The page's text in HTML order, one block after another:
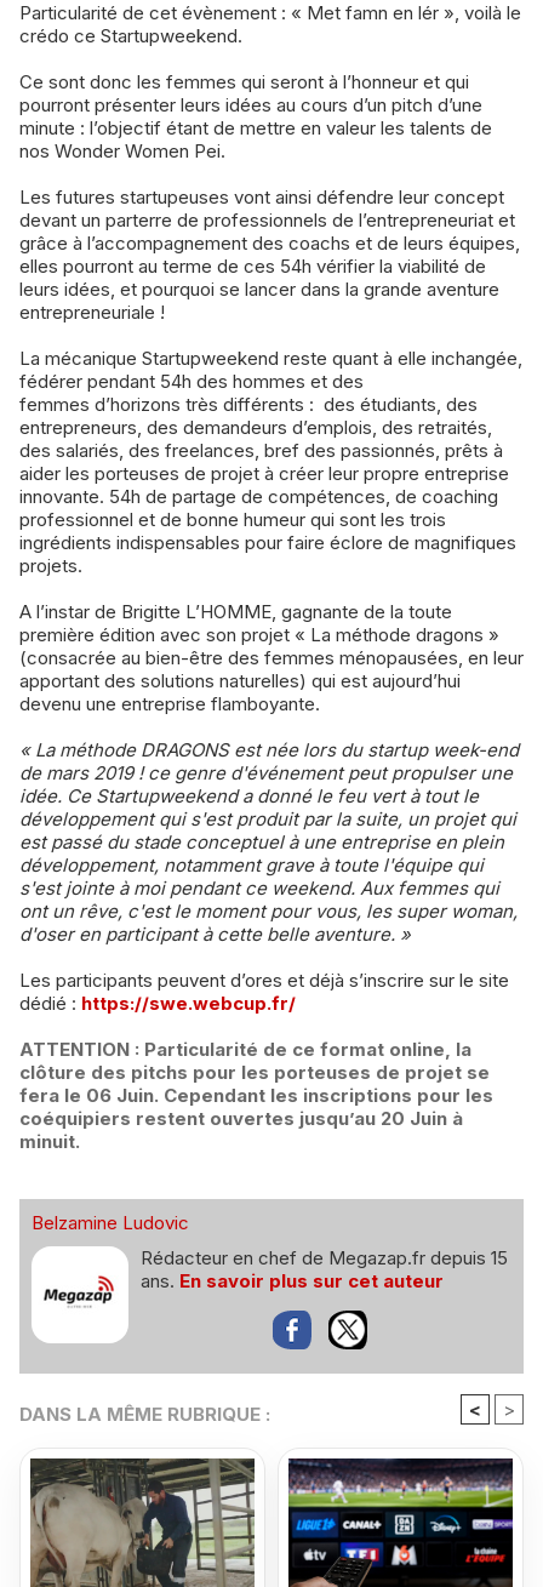
Particularité de cet évènement : « Met famn en lér », voilà le
crédo ce Startupweekend.
Ce sont donc les femmes qui seront à l’honneur et qui
pourront présenter leurs idées au cours d’un pitch d’une
minute : l’objectif étant de mettre en valeur les talents de
nos Wonder Women Pei.
Les futures startupeuses vont ainsi défendre leur concept
devant un parterre de professionnels de l’entrepreneuriat et
grâce à l’accompagnement des coachs et de leurs équipes,
elles pourront au terme de ces 54h vérifier la viabilité de
leurs idées, et pourquoi se lancer dans la grande aventure
entrepreneuriale !
La mécanique Startupweekend reste quant à elle inchangée,
fédérer pendant 54h des hommes et des
femmes d’horizons très différents : des étudiants, des
entrepreneurs, des demandeurs d’emplois, des retraités,
des salariés, des freelances, bref des passionnés, prêts à
aider les porteuses de projet à créer leur propre entreprise
innovante. 54h de partage de compétences, de coaching
professionnel et de bonne humeur qui sont les trois
ingrédients indispensables pour faire éclore de magnifiques
projets.
A l’instar de Brigitte L’HOMME, gagnante de la toute
première édition avec son projet « La méthode dragons »
(consacrée au bien-être des femmes ménopausées, en leur
apportant des solutions naturelles) qui est aujourd’hui
devenu une entreprise flamboyante.
« La méthode DRAGONS est née lors du startup week-end
de mars 2019 ! ce genre d'événement peut propulser une
idée. Ce Startupweekend a donné le feu vert à tout le
développement qui s'est produit par la suite, un projet qui
est passé du stade conceptuel à une entreprise en plein
développement, notamment grave à toute l'équipe qui
s'est jointe à moi pendant ce weekend. Aux femmes qui
ont un rêve, c'est le moment pour vous, les super woman,
d'oser en participant à cette belle aventure. »
Les participants peuvent d’ores et déjà s’inscrire sur le site
dédié : https://swe.webcup.fr/
ATTENTION : Particularité de ce format online, la
clôture des pitchs pour les porteuses de projet se
fera le 06 Juin. Cependant les inscriptions pour les
coéquipiers restent ouvertes jusqu’au 20 Juin à
minuit.
Belzamine Ludovic
Rédacteur en chef de Megazap.fr depuis 15
ans. En savoir plus sur cet auteur
DANS LA MÊME RUBRIQUE : < >